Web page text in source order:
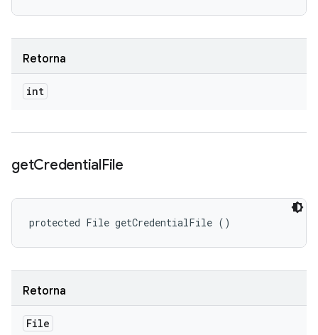
Retorna
int
getCredentialFile
protected File getCredentialFile ()
Retorna
File